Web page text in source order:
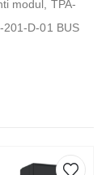
modul, TPA-
201-D-01 BUS